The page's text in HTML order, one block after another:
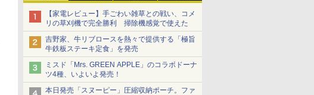
【家電レビュー】手ごわい雑草との戦い、コメ
リの草刈機で完全勝利 掃除機感覚で使えた
吉野家、牛リブロースを熱々で提供する「極旨
牛鉄板ステーキ定食」を発売
ミスド「Mrs. GREEN APPLE」のコラボドーナ
ツ4種、いよいよ発売！
本日発売「スヌーピー」圧縮収納ポーチ。ファ